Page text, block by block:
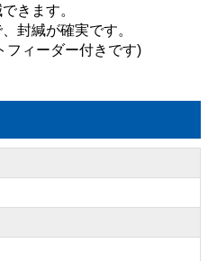
きます。
封緘が確実です。
フィーダー付きです)